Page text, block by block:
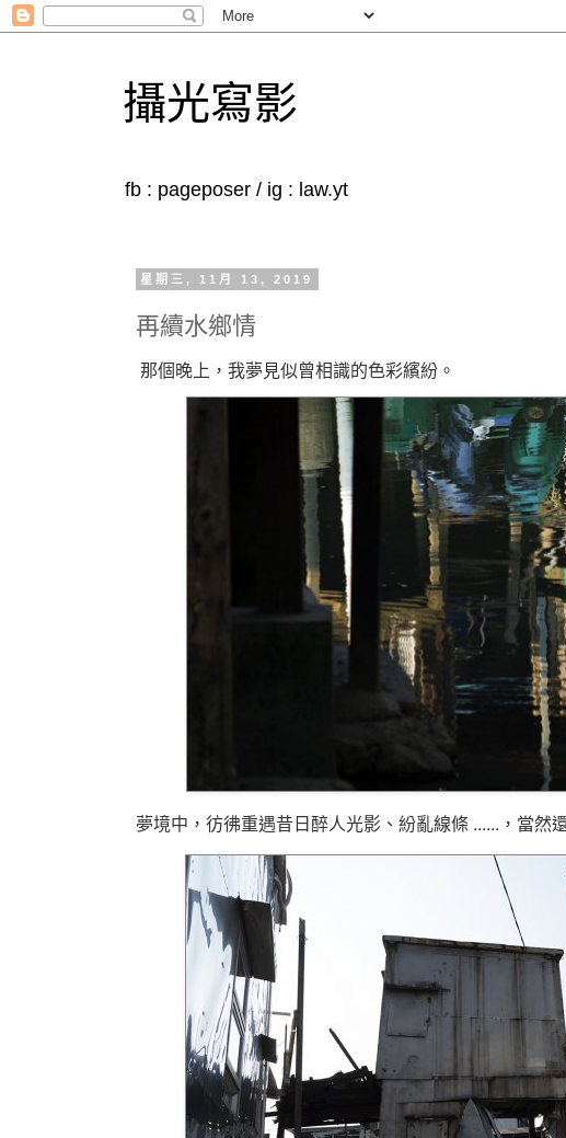
攝光寫影
fb : pageposer / ig : law.yt
星期三, 11月 13, 2019
再續水鄉情
那個晚上，我夢見似曾相識的色彩繽紛。
夢境中，彷彿重遇昔日醉人光影、紛亂線條 ......，當然